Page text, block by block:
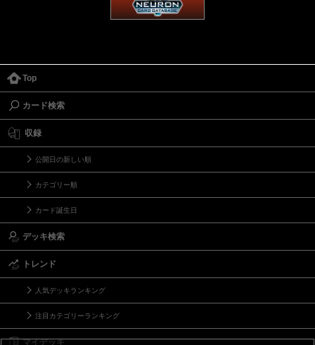
Top
カード検索
収録
公開日の新しい順
カテゴリー順
カード誕生日
デッキ検索
トレンド
人気デッキランキング
注目カテゴリーランキング
マイデッキ